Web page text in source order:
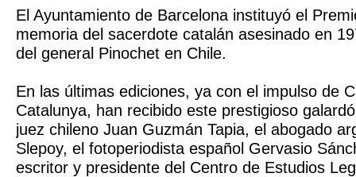
El Ayuntamiento de Barcelona instituyó el
memoria del sacerdote catalán asesinado en
del general Pinochet en Chile.
En las últimas ediciones, ya con el impulso de
Catalunya, han recibido este prestigioso
juez chileno Juan Guzmán Tapia, el abogado
Slepoy, el fotoperiodista español Gervasio
escritor y presidente del Centro de Estudios